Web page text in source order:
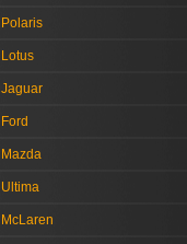
Polaris
Lotus
Jaguar
Ford
Mazda
Ultima
McLaren